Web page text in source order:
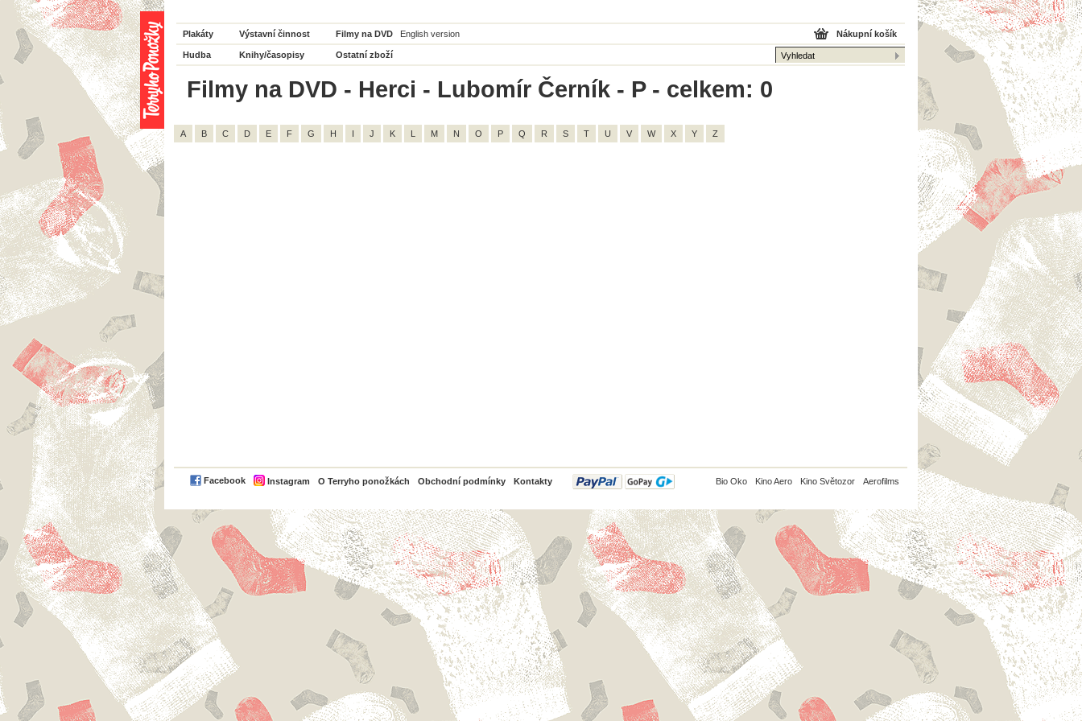
Plakáty Výstavní činnost Filmy na DVD English version
Hudba Knihy/časopisy Ostatní zboží
Nákupní košík
Filmy na DVD - Herci - Lubomír Černík - P - celkem: 0
A B C D E F G H I J K L M N O P Q R S T U V W X Y Z
Facebook Instagram O Terryho ponožkách Obchodní podmínky Kontakty
PayPal Bio Oko Kino Aero Kino Světozor Aerofilms